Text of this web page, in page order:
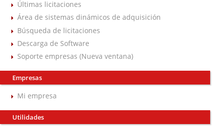
Últimas licitaciones
Área de sistemas dinámicos de adquisición
Búsqueda de licitaciones
Descarga de Software
Soporte empresas (Nueva ventana)
Empresas
Mi empresa
Utilidades